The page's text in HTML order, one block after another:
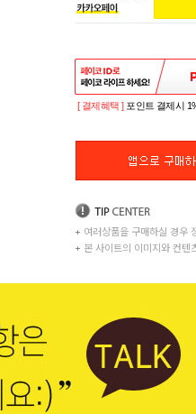
[ 결제혜택 ] 포인트 결제시
+ 여러상품을 구매하실 경우
+ 본 사이트의 이미지와 컨텐